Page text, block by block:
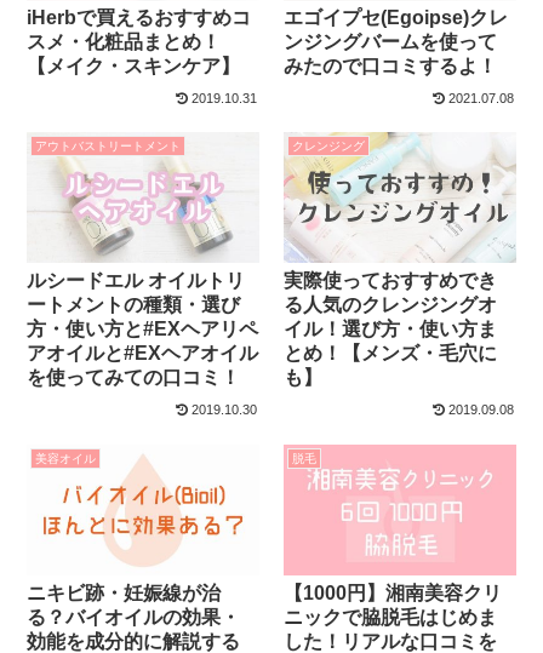
iHerbで買えるおすすめコ
スメ・化粧品まとめ！
【メイク・スキンケア】
2019.10.31
エゴイプセ(Egoipse)クレ
ンジングバームを使って
みたので口コミするよ！
2021.07.08
アウトバストリートメント
ルシードエル オイルトリ
ートメントの種類・選び
方・使い方と#EXヘアリペ
アオイルと#EXヘアオイル
を使ってみての口コミ！
2019.10.30
クレンジング
実際使っておすすめでき
る人気のクレンジングオ
イル！選び方・使い方ま
とめ！【メンズ・毛穴に
も】
2019.09.08
美容オイル
ニキビ跡・妊娠線が治
る？バイオイルの効果・
効能を成分的に解説する
脱毛
【1000円】湘南美容クリ
ニックで脇脱毛はじめま
した！リアルな口コミを